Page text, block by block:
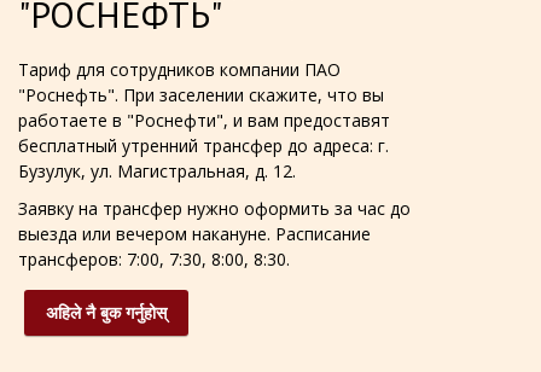
"РОСНЕФТЬ"
Тариф для сотрудников компании ПАО
"Роснефть". При заселении скажите, что вы
работаете в "Роснефти", и вам предоставят
бесплатный утренний трансфер до адреса: г.
Бузулук, ул. Магистральная, д. 12.
Заявку на трансфер нужно оформить за час до
выезда или вечером накануне. Расписание
трансферов: 7:00, 7:30, 8:00, 8:30.
अहिले नै बुक गर्नुहोस्